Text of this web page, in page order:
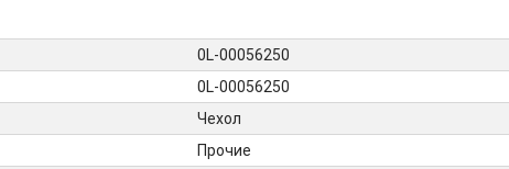
0L-00056250
0L-00056250
Чехол
Прочие